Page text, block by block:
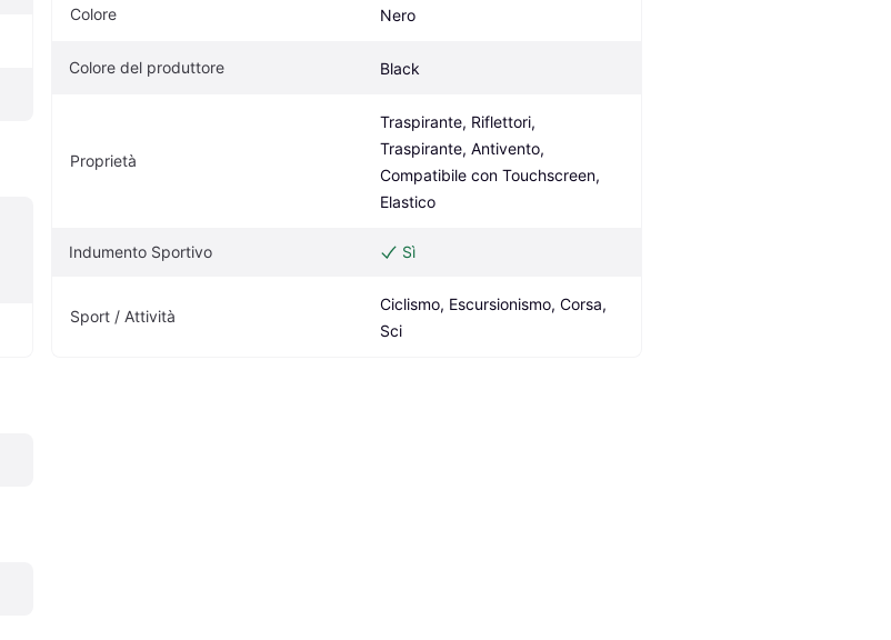
Colore Nero
Colore del produttore Black
Proprietà
Traspirante, Riflettori,
Traspirante, Antivento,
Compatibile con Touchscreen,
Elastico
Indumento Sportivo Sì
Sport / Attività
Ciclismo, Escursionismo, Corsa,
Sci